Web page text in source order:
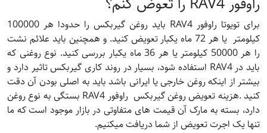
برای تویوتا راوفور RAV4 باید روغن گیربکس را حدودا هر 100000
کیلومتر یا هر 72 ماه یکبار تعویض کنید. و همچنین باید علائم نشت
را هر 50000 کیلومتر یا هر 36 ماه یکبار بررسی کنید. نوع روغنی که
باید در RAV4 استفاده شود، بسیار در روند کاری گیربکس تاثیر دارد و
بیشتر از اینکه روغن خارجی یا ایرانی باشد باید به اصلی بودن آن دقت
کنید .هزینه تعویض روغن گیربکس راوفور RAV4 بستگی به نوع روغن
دارد، بسته به مارک آن قیمت های متفاوتی در بازار موجود است که ما
تنها یک اجرت تعویض از شما دریافت میکنیم.